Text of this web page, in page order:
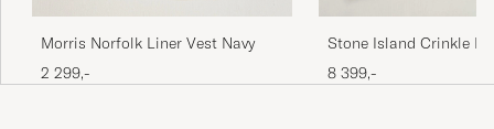
Morris Norfolk Liner Vest Navy
2 299,-
Stone Island Crinkle
Vest Black
8 399,-